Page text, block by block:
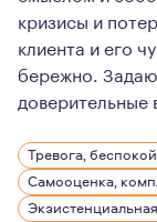
кризисы и
клиента и его
бережно.
Как человек с
С трепетом и
Достаточно
Тревога,